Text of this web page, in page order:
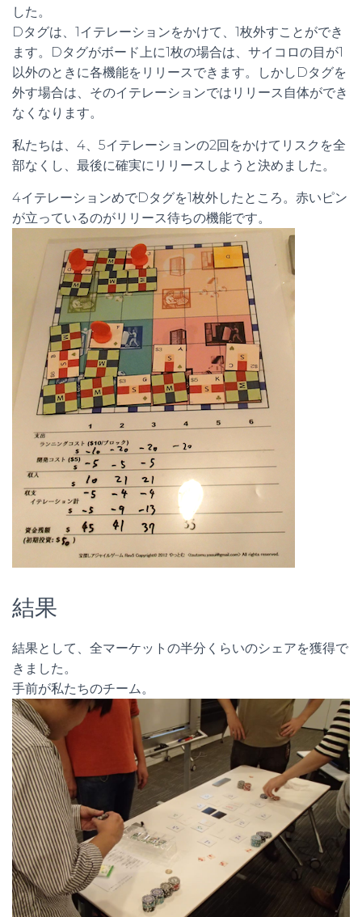
した。
Dタグは、1イテレーションをかけて、1枚外すことができ
ます。Dタグがボード上に1枚の場合は、サイコロの目が1
以外のときに各機能をリリースできます。しかしDタグを
外す場合は、そのイテレーションではリリース自体ができ
なくなります。
私たちは、4、5イテレーションの2回をかけてリスクを全
部なくし、最後に確実にリリースしようと決めました。
4イテレーションめでDタグを1枚外したところ。赤いピン
が立っているのがリリース待ちの機能です。
結果
結果として、全マーケットの半分くらいのシェアを獲得で
きました。
手前が私たちのチーム。